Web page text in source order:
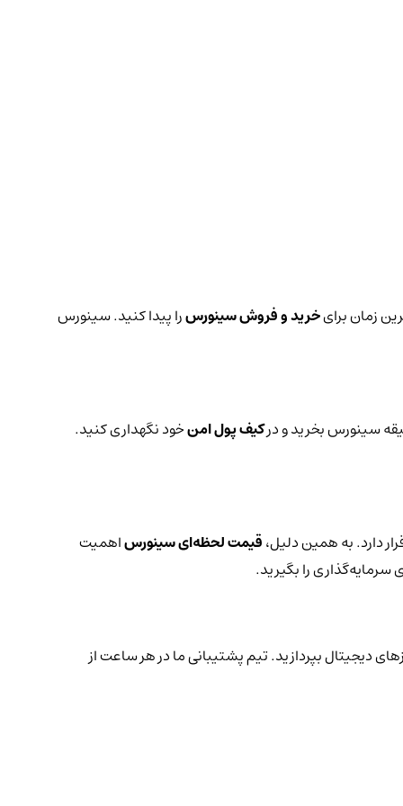
زمان برایخرید و فروش سینورسرا پیدا کنید. سینورس
سینورس بخرید و درکیف پول امنخود نگهداری کنید.
دارد. به همین دلیل،قیمت لحظه‌ای سینورساهمیت
را بگیرید.
دیجیتال بپردازید. تیم پشتیبانی ما در هر ساعت از